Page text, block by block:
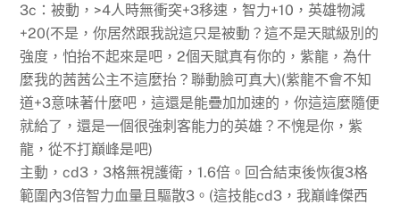
3c：被動，>4人時無衝突+3移速，智力+10，英雄物減
+20(不是，你居然跟我說這只是被動？這不是天賦級別的
強度，怕抬不起來是吧，2個天賦真有你的，紫龍，為什
麼我的茜茜公主不這麼抬？聯動臉可真大)(紫龍不會不知
道+3意味著什麼吧，這還是能疊加加速的，你這這麼隨便
就給了，還是一個很強刺客能力的英雄？不愧是你，紫
龍，從不打巔峰是吧)
主動，cd3，3格無視護衛，1.6倍。回合結束後恢復3格
範圍內3倍智力血量且驅散3。(這技能cd3，我巔峰傑西